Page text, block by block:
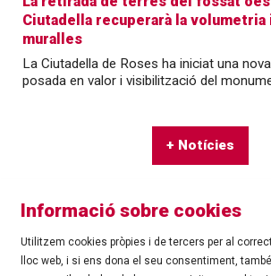
Ciutadella recuperarà la
muralles
La Ciutadella de Roses ha iniciat una
posada en valor i visibilització del
+ Notícies
Informació sobre cookies
Utilitzem cookies pròpies i de tercers per al
lloc web, i si ens dona el seu consentiment,